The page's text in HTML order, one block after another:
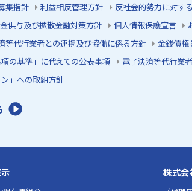
集指針 利益相反管理方針
反社会的勢力に対す
供与及び拡散金融対策方針
個人情報保護宣言
等代行業者との連携及び協働に係る方針
金銭債権
の基準」に代えての公表事項
電子決済等代行業
」への取組方針
株式会